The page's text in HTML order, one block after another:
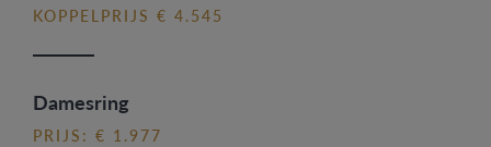
KOPPELPRIJS € 4.545
Damesring
PRIJS: € 1.977